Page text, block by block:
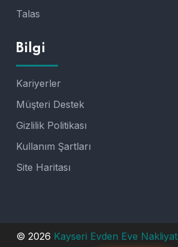
Talas
Bilgi
Kariyerler
Müşteri Destek
Gizlilik Politikası
Kullanım Şartları
Site Haritası
© 2026 Kayseri Evden Eve Nakliyat